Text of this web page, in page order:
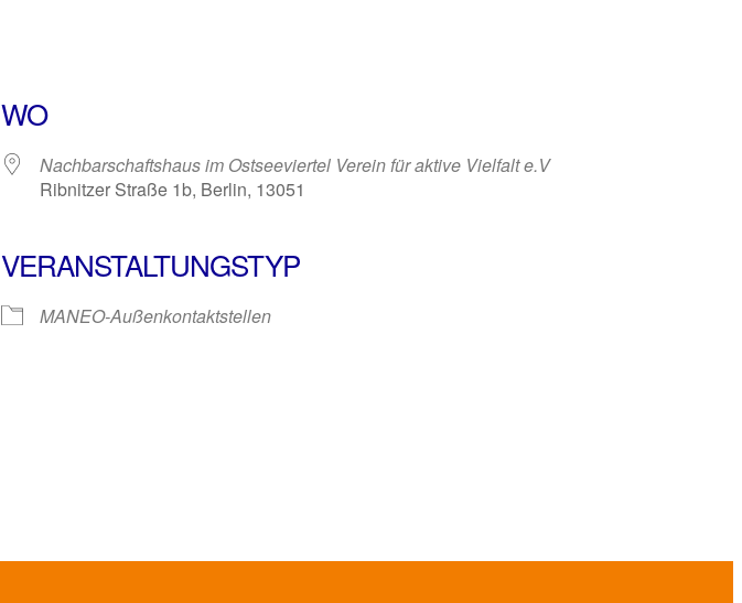
WO
Nachbarschaftshaus im Ostseeviertel Verein für aktive Vielfalt e.V
Ribnitzer Straße 1b, Berlin, 13051
VERANSTALTUNGSTYP
MANEO-Außenkontaktstellen